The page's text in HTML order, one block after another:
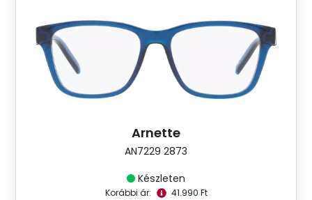
Arnette
AN7229 2873
Készleten
Korábbi ár: 41.990 Ft